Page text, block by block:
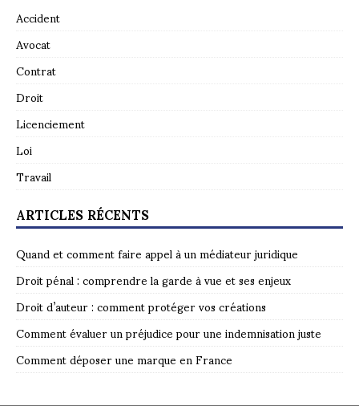
Accident
Avocat
Contrat
Droit
Licenciement
Loi
Travail
ARTICLES RÉCENTS
Quand et comment faire appel à un médiateur juridique
Droit pénal : comprendre la garde à vue et ses enjeux
Droit d’auteur : comment protéger vos créations
Comment évaluer un préjudice pour une indemnisation juste
Comment déposer une marque en France